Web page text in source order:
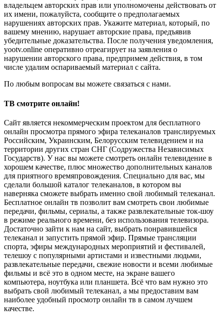
владельцем авторских прав или уполномочены действовать от
их имени, пожалуйста, сообщите о предполагаемых
нарушениях авторских прав. Укажите материал, который, по
вашему мнению, нарушает авторские права, предъявив
убедительные доказательства. После получения уведомления,
yootv.online оперативно отреагирует на заявления о
нарушении авторского права, предпримем действия, в том
числе удалим оспариваемый материал с сайта.
По любым вопросам вы можете связаться с нами.
ТВ смотрите онлайн!
Сайт является некоммерческим проектом для бесплатного
онлайн просмотра прямого эфира телеканалов транслируемых
Российским, Украинским, Белорусским телевидением и на
территории других стран СНГ (Содружества Независимых
Государств). У нас вы можете смотреть онлайн телевидение в
хорошем качестве, плюс множество дополнительных каналов
для приятного времяпровождения. Специально для вас, мы
сделали большой каталог телеканалов, в котором вы
наверняка сможете выбрать именно свой любимый телеканал.
Бесплатное онлайн тв позволит вам смотреть свои любимые
передачи, фильмы, сериалы, а также развлекательные ток-шоу
в режиме реального времени, без использования телевизора.
Достаточно зайти к нам на сайт, выбрать понравившейся
телеканал и запустить прямой эфир. Прямые трансляции
спорта, эфиры международных мероприятий и фестивалей,
телешоу с популярными артистами и известными людьми,
развлекательные передачи, свежие новости и всеми любимые
фильмы и всё это в одном месте, на экране вашего
компьютера, ноутбука или планшета. Всё что вам нужно это
выбрать свой любимый телеканал, а мы предоставим вам
наиболее удобный просмотр онлайн тв в самом лучшем
качестве.